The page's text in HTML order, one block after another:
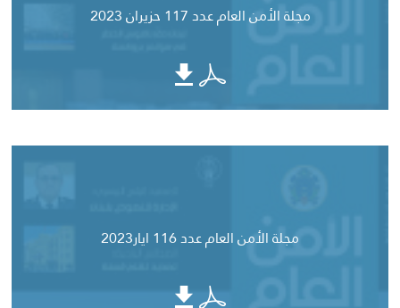
مجلة الأمن العام عدد 117 حزيران 2023
مجلة الأمن العام عدد 116 ايار2023